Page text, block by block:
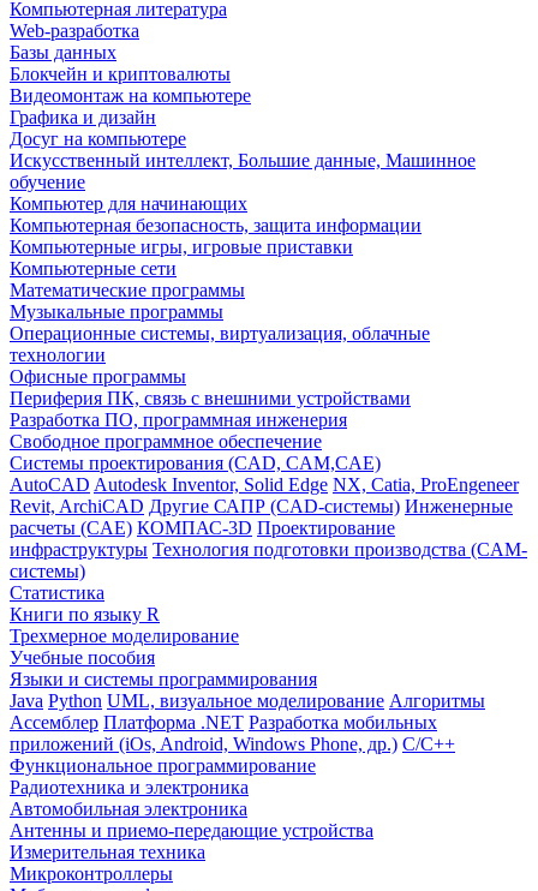
Компьютерная литература
Web-разработка
Базы данных
Блокчейн и криптовалюты
Видеомонтаж на компьютере
Графика и дизайн
Досуг на компьютере
Искусственный интеллект, Большие данные, Машинное
обучение
Компьютер для начинающих
Компьютерная безопасность, защита информации
Компьютерные игры, игровые приставки
Компьютерные сети
Математические программы
Музыкальные программы
Операционные системы, виртуализация, облачные
технологии
Офисные программы
Периферия ПК, связь с внешними устройствами
Разработка ПО, программная инженерия
Свободное программное обеспечение
Системы проектирования (CAD, CAM,CAE)
AutoCAD Autodesk Inventor, Solid Edge NX, Catia, ProEngeneer
Revit, ArchiCAD Другие САПР (CAD-системы) Инженерные
расчеты (CAE) КОМПАС-3D Проектирование
инфраструктуры Технология подготовки производства (CAM-
системы)
Статистика
Книги по языку R
Трехмерное моделирование
Учебные пособия
Языки и системы программирования
Java Python UML, визуальное моделирование Алгоритмы
Ассемблер Платформа .NET Разработка мобильных
приложений (iOs, Android, Windows Phone, др.) С/С++
Функциональное программирование
Радиотехника и электроника
Автомобильная электроника
Антенны и приемо-передающие устройства
Измерительная техника
Микроконтроллеры